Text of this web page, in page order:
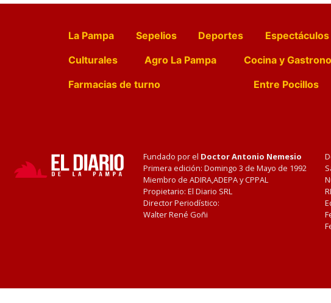
La Pampa Sepelios Deportes Espectáculos
Culturales
Agro La Pampa Cocina y
Farmacias de turno
Entre Pocillos
Fundado por el Doctor Antonio Nemesio
Primera edición: Domingo 3 de Mayo de 1992
Miembro de ADIRA,ADEPA y CPPAL
Propietario: El Diario SRL
Director Periodístico:
Walter René Goñi